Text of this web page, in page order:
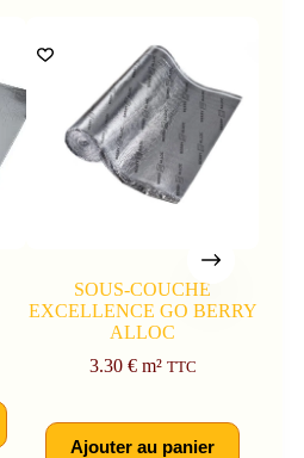
SOUS-COUCHE
EXCELLENCE GO BERRY
ALLOC
3.30 €m² TTC
Ajouter au panier